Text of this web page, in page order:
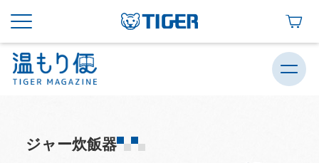
ジャー炊飯器